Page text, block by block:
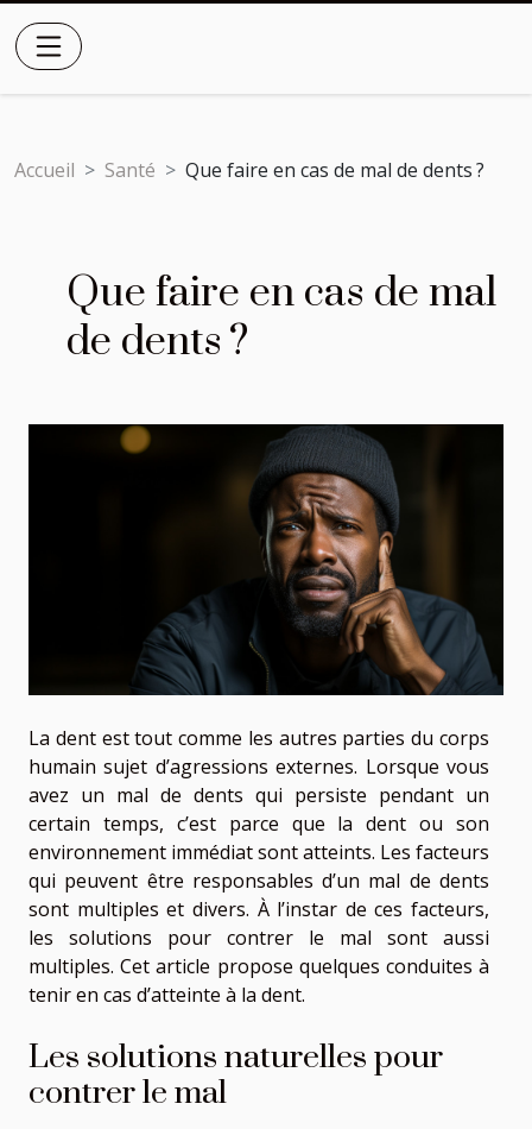
Accueil Santé Que faire en cas de mal de dents ?
Que faire en cas de mal
de dents ?
La dent est tout comme les autres parties du corps
humain sujet d’agressions externes. Lorsque vous
avez un mal de dents qui persiste pendant un
certain temps, c’est parce que la dent ou son
environnement immédiat sont atteints. Les facteurs
qui peuvent être responsables d’un mal de dents
sont multiples et divers. À l’instar de ces facteurs,
les solutions pour contrer le mal sont aussi
multiples. Cet article propose quelques conduites à
tenir en cas d’atteinte à la dent.
Les solutions naturelles pour
contrer le mal